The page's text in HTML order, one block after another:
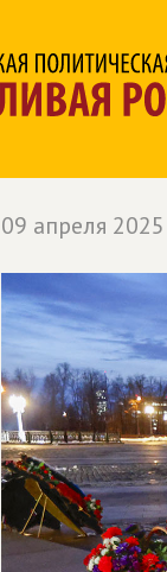
09 апреля 2025